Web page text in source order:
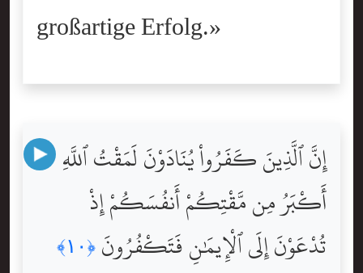
großartige Erfolg.»
إِنَّ ٱلَّذِينَ كَفَرُواْ يُنَادَوْنَ لَمَقْتُ ٱللَّهِ
أَكْبَرُ مِن مَّقْتِكُمْ أَنفُسَكُمْ إِذْ
تُدْعَوْنَ إِلَى ٱلْإِيمَٰنِ فَتَكْفُرُونَ ﴿١٠﴾